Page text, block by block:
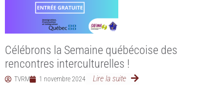
Célébrons la Semaine québécoise des
rencontres interculturelles !
TVRM 1 novembre 2024 Lire la suite